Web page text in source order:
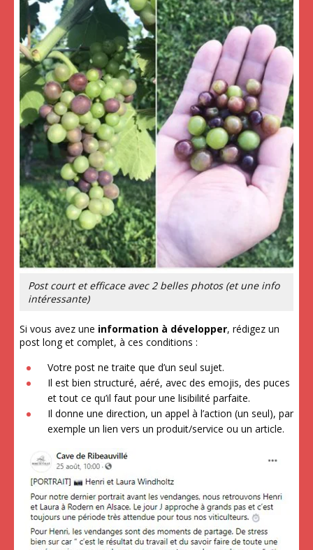
Post court et efficace avec 2 belles photos (et une info
intéressante)
Si vous avez une information à développer, rédigez un
post long et complet, à ces conditions :
Votre post ne traite que d’un seul sujet.
Il est bien structuré, aéré, avec des emojis, des puces
et tout ce qu’il faut pour une lisibilité parfaite.
Il donne une direction, un appel à l’action (un seul), par
exemple un lien vers un produit/service ou un article.